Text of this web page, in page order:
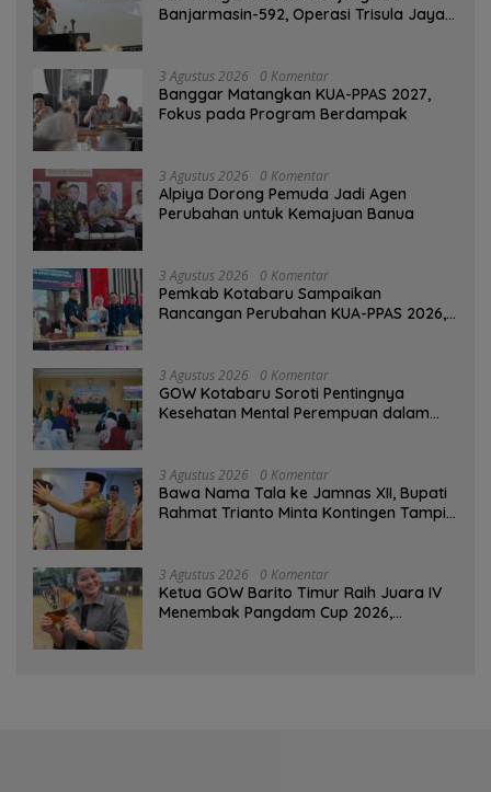
Banjarmasin-592, Operasi Trisula Jaya
3 Agustus 2026 0 Komentar
‎Banggar Matangkan KUA-PPAS 2027,
Fokus pada Program Berdampak
3 Agustus 2026 0 Komentar
‎Alpiya Dorong Pemuda Jadi Agen
Perubahan untuk Kemajuan Banua ‎
3 Agustus 2026 0 Komentar
Pemkab Kotabaru Sampaikan
Rancangan Perubahan KUA-PPAS 2026,
3 Agustus 2026 0 Komentar
GOW Kotabaru Soroti Pentingnya
Kesehatan Mental Perempuan dalam
3 Agustus 2026 0 Komentar
Bawa Nama Tala ke Jamnas XII, Bupati
Rahmat Trianto Minta Kontingen Tampil
3 Agustus 2026 0 Komentar
Ketua GOW Barito Timur Raih Juara IV
Menembak Pangdam Cup 2026,